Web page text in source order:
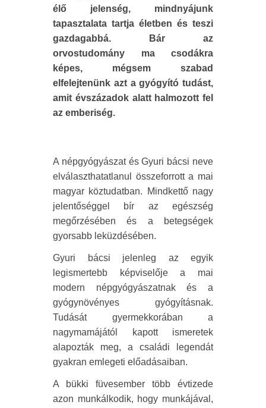
élő jelenség, mindnyájunk
tapasztalata tartja életben és teszi
gazdagabbá. Bár az
orvostudomány ma csodákra
képes, mégsem szabad
elfelejtenünk azt a gyógyító tudást,
amit évszázadok alatt halmozott fel
az emberiség.
A népgyógyászat és Gyuri bácsi neve
elválaszthatatlanul összeforrott a mai
magyar köztudatban. Mindkettő nagy
jelentőséggel bír az egészség
megőrzésében és a betegségek
gyorsabb leküzdésében.
Gyuri bácsi jelenleg az egyik
legismertebb képviselője a mai
modern népgyógyászatnak és a
gyógynövényes gyógyításnak.
Tudását gyermekkorában a
nagymamájától kapott ismeretek
alapozták meg, a családi legendát
gyakran emlegeti előadásaiban.
A bükki füvesember több évtizede
azon munkálkodik, hogy munkájával,